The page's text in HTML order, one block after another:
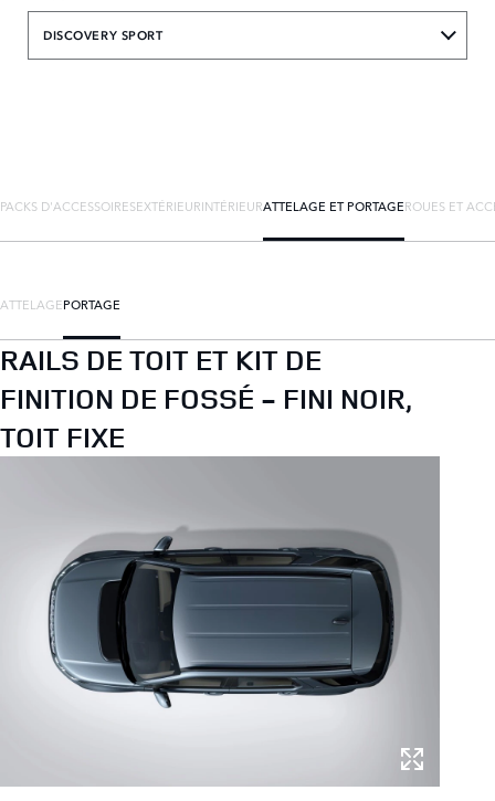
DISCOVERY SPORT
PACKS D'ACCESSOIRESEXTÉRIEURINTÉRIEURATTELAGE ET PORTAGEROUES ET
ATTELAGEPORTAGE
RAILS DE TOIT ET KIT DE
FINITION DE FOSSÉ - FINI NOIR,
TOIT FIXE